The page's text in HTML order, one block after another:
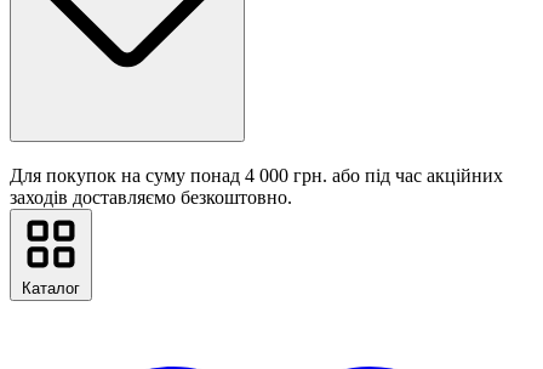
Для покупок на суму понад 4 000 грн. або під час акційних
заходів доставляємо безкоштовно.
Каталог